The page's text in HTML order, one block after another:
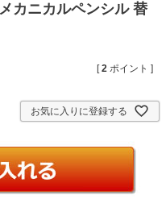
カニカルペンシル 替
[2 ポイント ]
お気に入りに登録する